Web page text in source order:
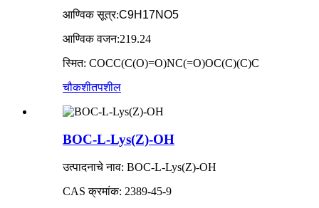
आण्विक सूत्र:C9H17NO5
आण्विक वजन:219.24
स्मित: COCC(C(O)=O)NC(=O)OC(C)(C)C
चौकशीतपशील
BOC-L-Lys(Z)-OH
उत्पादनाचे नाव: BOC-L-Lys(Z)-OH
CAS क्रमांक: 2389-45-9